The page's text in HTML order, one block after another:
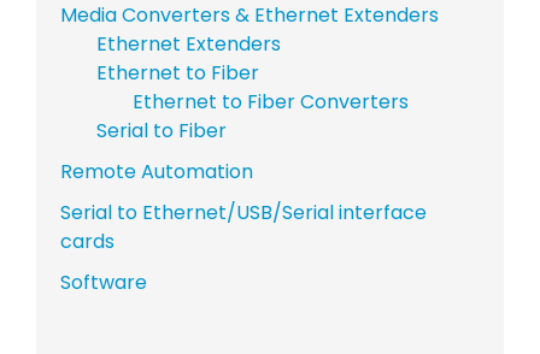
Media Converters & Ethernet Extenders
Ethernet Extenders
Ethernet to Fiber
Ethernet to Fiber Converters
Serial to Fiber
Remote Automation
Serial to Ethernet/USB/Serial interface
cards
Software